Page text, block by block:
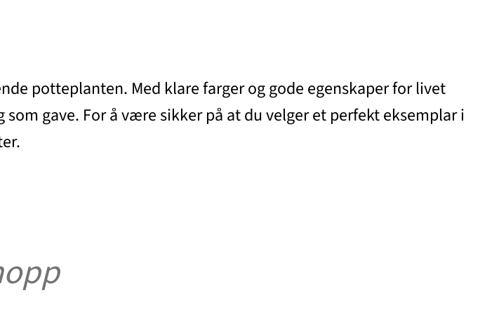
potteplanten. Med klare farger og gode egenskaper for livet
gave. For å være sikker på at du velger et perfekt eksemplar i